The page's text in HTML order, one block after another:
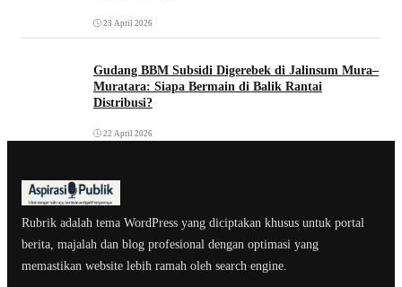
23 April 2026
Gudang BBM Subsidi Digerebek di Jalinsum Mura–
Muratara: Siapa Bermain di Balik Rantai
Distribusi?
22 April 2026
Rubrik adalah tema WordPress yang diciptakan khusus untuk portal
berita, majalah dan blog profesional dengan optimasi yang
memastikan website lebih ramah oleh search engine.